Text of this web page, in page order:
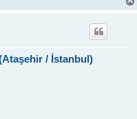
/ İstanbul)